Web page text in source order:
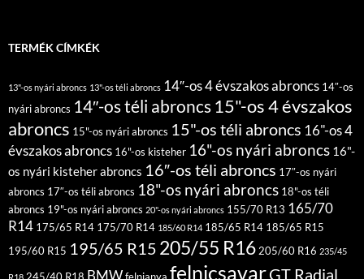
TERMÉK CÍMKÉK
13"-os nyári abroncs 13"-os téli abroncs 14″-os 4 évszakos abroncs 14″-os
nyári abroncs 14″-os téli abroncs15"-os 4 évszakos
abroncs 15"-os nyári abroncs 15"-os téli abroncs 16"-os 4
évszakos abroncs 16"-os kisteher 16"-os nyári abroncs 16"-
os nyári kisteher abroncs 16″-os téli abroncs 17″-os nyári
abroncs 17″-os téli abroncs 18"-os nyári abroncs 18"-os téli
abroncs 19"-os nyári abroncs 20"-os nyári abroncs 155/70 R13 165/70
R14 175/65 R14 175/70 R14 185/60 R14 185/65 R14 185/65 R15
195/60 R15 195/65 R15 205/55 R16 205/60 R16 235/45
BMW felnicsavarGT Radial